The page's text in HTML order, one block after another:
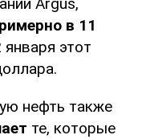
в 11
января этот
нефть также
те, которые